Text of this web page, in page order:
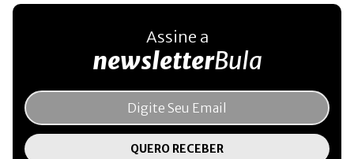
Assine a
newsletterBula